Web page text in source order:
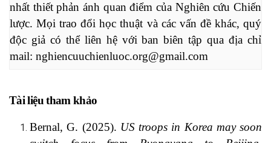
nhất thiết phản ánh quan điểm của Nghiên cứu Chiến
lược. Mọi trao đổi học thuật và các vấn đề khác, quý
độc giả có thể liên hệ với ban biên tập qua địa chỉ
mail: nghiencuuchienluoc.org@gmail.com
Tài liệu tham khảo
Bernal, G. (2025). US troops in Korea may soon